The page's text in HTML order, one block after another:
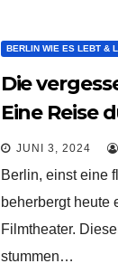
BERLIN WIE ES LEBT &
Die
Eine Reise
Filmtheater
JUNI 3, 2024
Berlin, einst eine
beherbergt heute
Filmtheater.
stummen…